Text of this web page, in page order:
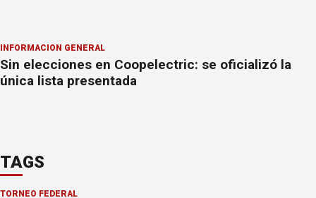
INFORMACION GENERAL
Sin elecciones en Coopelectric: se oficializó la
única lista presentada
TAGS
TORNEO FEDERAL